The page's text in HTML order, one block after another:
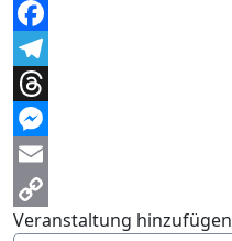
WhatsApp
Facebook
Telegram
Threads
Messenger
Email
Copy
Veranstaltung hinzufügen